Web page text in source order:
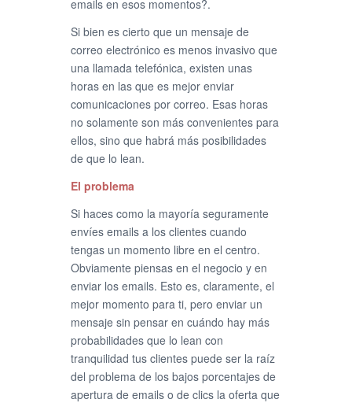
emails en esos momentos?.
Si bien es cierto que un mensaje de
correo electrónico es menos invasivo que
una llamada telefónica, existen unas
horas en las que es mejor enviar
comunicaciones por correo. Esas horas
no solamente son más convenientes para
ellos, sino que habrá más posibilidades
de que lo lean.
El problema
Si haces como la mayoría seguramente
envíes emails a los clientes cuando
tengas un momento libre en el centro.
Obviamente piensas en el negocio y en
enviar los emails. Esto es, claramente, el
mejor momento para ti, pero enviar un
mensaje sin pensar en cuándo hay más
probabilidades que lo lean con
tranquilidad tus clientes puede ser la raíz
del problema de los bajos porcentajes de
apertura de emails o de clics la oferta que